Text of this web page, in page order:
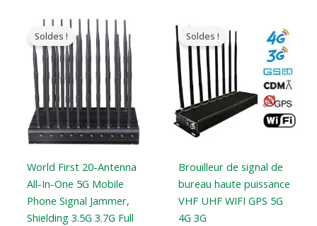
Soldes !
World First 20-Antenna
All-In-One 5G Mobile
Phone Signal Jammer,
Shielding 3.5G 3.7G Full
Le
prix
original
était
:
$1,399.00.
Le
prix
actuel
est
:
$749.99.
Soldes !
Brouilleur de signal de
bureau haute puissance
VHF UHF WIFI GPS 5G
4G 3G
prix
original
était
:
$1,399.00.
prix
actuel
est
$719.89.